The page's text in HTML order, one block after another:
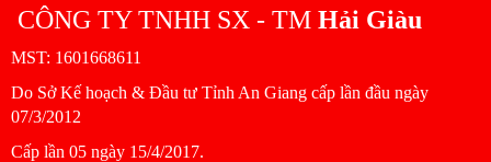
CÔNG TY TNHH SX - TM Hải Giàu
MST: 1601668611
Do Sở Kế hoạch & Đầu tư Tỉnh An Giang cấp lần đầu ngày
07/3/2012
Cấp lần 05 ngày 15/4/2017.